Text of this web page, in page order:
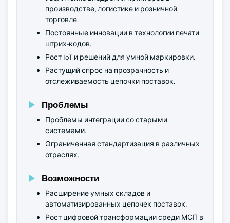
производстве, логистике и розничной
торговле.
Постоянные инновации в технологии печати
штрих-кодов.
Рост IoT и решений для умной маркировки.
Растущий спрос на прозрачность и
отслеживаемость цепочки поставок.
Проблемы
Проблемы интеграции со старыми
системами.
Ограниченная стандартизация в различных
отраслях.
Возможности
Расширение умных складов и
автоматизированных цепочек поставок.
Рост цифровой трансформации среди МСП в